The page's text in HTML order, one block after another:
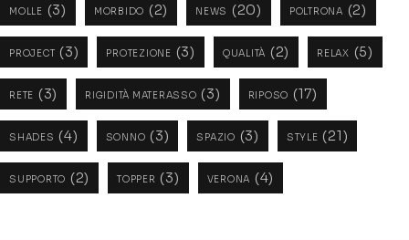
MOLLE (3) MORBIDO (2) NEWS (20) POLTRONA (2)
PROJECT (3) PROTEZIONE (3) QUALITÀ (2) RELAX (5)
RETE (3) RIGIDITÀ MATERASSO (3) RIPOSO (17)
SHADES (4) SONNO (3) SPAZIO (3) STYLE (21)
SUPPORTO (2) TOPPER (3) VERONA (4)